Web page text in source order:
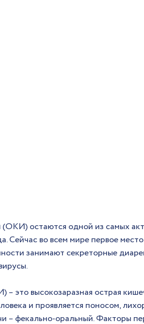
(ОКИ) остаются одной из самых
Сейчас во всем мире первое
занимают секреторные
– это высокозаразная острая
и проявляется поносом,
– фекально-оральный. Факторы